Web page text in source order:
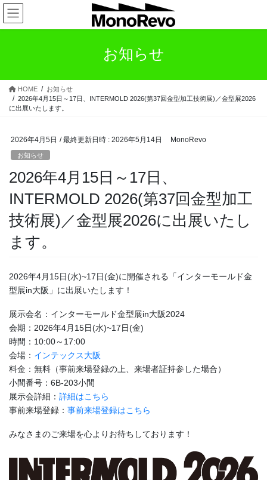
コ
ン
テ
ス
ナ
ビ
ゲ
ン
お知らせ
HOME
お知らせ
2026年4月15日～17日、INTERMOLD 2026(第37回金型加工技術展)／金型展2026
に出展いたします。
2026年4月5日 / 最終更新日時 : 2026年5月14日 MonoRevo
お知らせ
2026年4月15日～17日、
INTERMOLD 2026(第37回金型加工
技術展)／金型展2026に出展いたし
ます。
2026年4月15日(水)~17日(金)に開催される「インターモールド金
型展in大阪」に出展いたします！
展示会名：インターモールド金型展in大阪2024
会期：2026年4月15日(水)~17日(金)
時間：10:00～17:00
会場： インテックス大阪
料金：無料（事前来場登録の上、来場者証持参した場合）
小間番号：6B-203小間
展示会詳細： 詳細はこちら
事前来場登録： 事前来場登録はこちら
みなさまのご来場を心よりお待ちしております！